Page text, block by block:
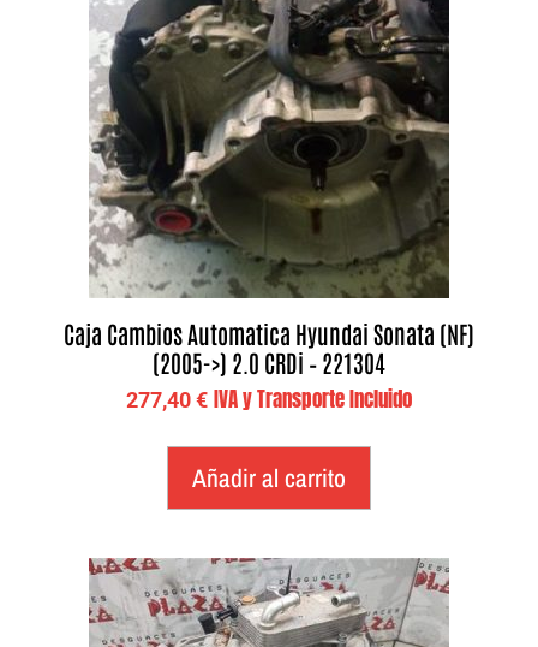
Caja Cambios Automatica Hyundai Sonata (NF)
(2005->) 2.0 CRDi – 221304
277,40€ IVA y Transporte Incluido
Añadir al carrito